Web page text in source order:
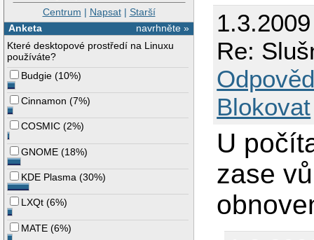
Centrum | Napsat| Starší
navrhněte »
Anketa
Které desktopové prostředí na Linuxu
používáte?
Budgie (10%)
Cinnamon (7%)
COSMIC (2%)
GNOME (18%)
KDE Plasma (30%)
LXQt (6%)
MATE (6%)
Re:
Blokovat
U
zase